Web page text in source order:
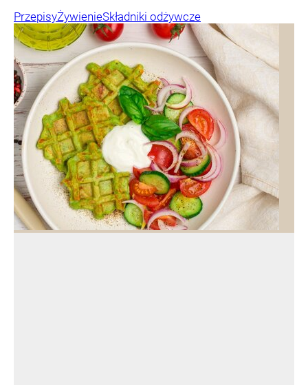
PrzepisyŻywienieSkładniki odżywcze